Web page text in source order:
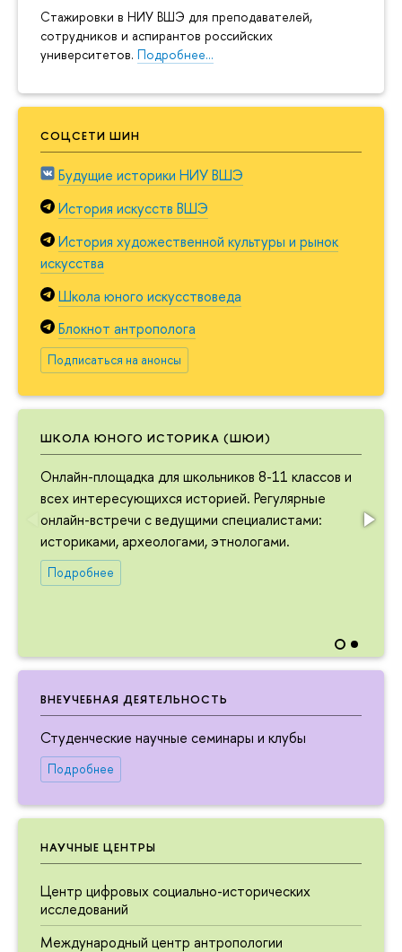
Cтажировки в НИУ ВШЭ для преподавателей,
сотрудников и аспирантов российских
университетов. Подробнее…
СОЦСЕТИ ШИН
Будущие историки НИУ ВШЭ
История искусств ВШЭ
История художественной культуры и рынок
искусства
Школа юного искусствоведа
Блокнот антрополога
Подписаться на анонсы
ШКОЛА ЮНОГО ИСТОРИКА (ШЮИ)
Онлайн-площадка для школьников 8-11 классов и
всех интересующихся историей. Регулярные
онлайн-встречи с ведущими специалистами:
историками, археологами, этнологами.
Подробнее
ВНЕУЧЕБНАЯ ДЕЯТЕЛЬНОСТЬ
Студенческие научные семинары и клубы
Подробнее
НАУЧНЫЕ ЦЕНТРЫ
Центр цифровых социально-исторических
исследований
Международный центр антропологии